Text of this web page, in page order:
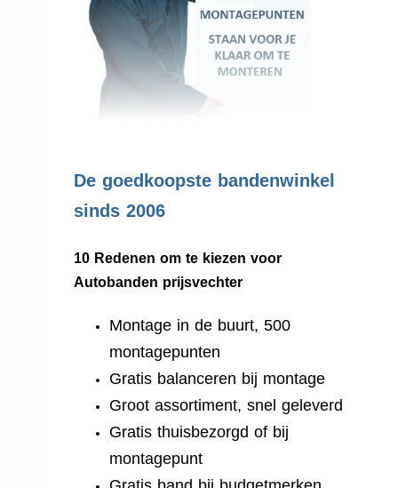
De goedkoopste bandenwinkel
sinds 2006
10 Redenen om te kiezen voor
Autobanden prijsvechter
Montage in de buurt, 500
montagepunten
Gratis balanceren bij montage
Groot assortiment, snel geleverd
Gratis thuisbezorgd of bij
montagepunt